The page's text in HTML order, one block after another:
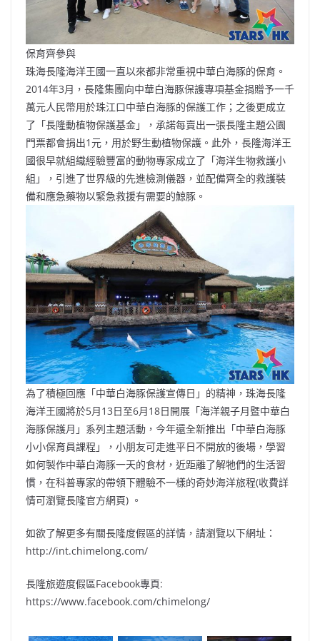
保育齊參與
珠海長隆海洋王國一直以來都非常重視中華白海豚的保育。
2014年3月，長隆集團向中華白海豚保護專項基金捐贈予一千
萬元人民幣用於珠江口中華白海豚的保護工作；之後更成立
了「長隆動植物保護基金」，承諾每賣出一張長隆主題公園
門票都會捐出1元，用於野生動植物保護。此外，長隆海洋王
國很早就組織經驗豐富的動物專家成立了「海洋生物救護小
組」，引進了世界級的先進檢測儀器，並配備齊全的救護裝
備和應急藥物以緊急救援有需要的鯨豚。
為了積極回應「中華白海豚保護宣傳日」的精神，珠海長隆
海洋王國將於5月13日至6月18日開展「海洋親子月暨中華白
海豚保護月」系列主題活動，今年還全新推出「中華白海豚
小小保育員課程」，小朋友可走進平日不開放的後場，學習
如何製作中華白海豚一天的食材，近距離了解牠們的生活習
慣，在科普專家的帶領下體驗不一樣的奇妙海洋旅程(收費詳
情可瀏覽長隆官方網頁) 。
如欲了解更多有關長隆度假區的詳情，請瀏覽以下網址：
http://int.chimelong.com/
長隆旅遊度假區Facebook專頁:
https://www.facebook.com/chimelong/